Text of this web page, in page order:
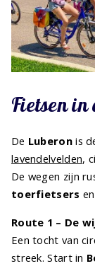
Fietsen in
De Luberonis
lavendelvelden,
De wegen zijn
toerfietsers en
Route 1 – De
Een tocht van
streek. Start in